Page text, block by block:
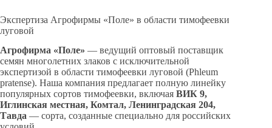
Экспертиза Агрофирмы «Поле» в области тимофеевки
луговой
Агрофирма «Поле» — ведущий оптовый поставщик
семян многолетних злаков с исключительной
экспертизой в области тимофеевки луговой (Phleum
pratense). Наша компания предлагает полную линейку
популярных сортов тимофеевки, включая ВИК 9,
Иглинская местная, Комтал, Ленинградская 204,
Тавда — сорта, созданные специально для российских